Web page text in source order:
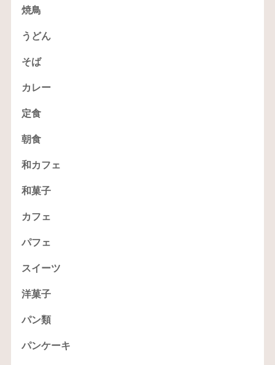
焼鳥
うどん
そば
カレー
定食
朝食
和カフェ
和菓子
カフェ
パフェ
スイーツ
洋菓子
パン類
パンケーキ